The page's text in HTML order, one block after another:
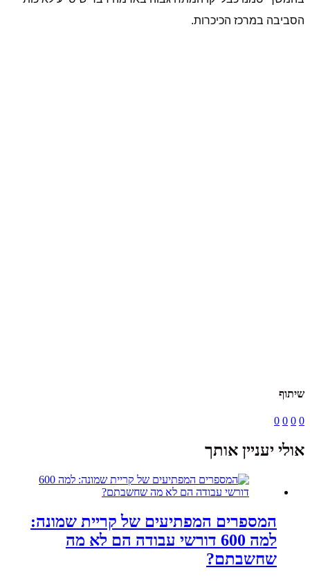
הסביבה במרכז הכיכרות.
שיתוף
0
0
0
0
אולי יעניין אותך
המספרים המפתיעים של קריית שמונה:
למה 600 דורשי עבודה הם לא מה
שחשבתם?